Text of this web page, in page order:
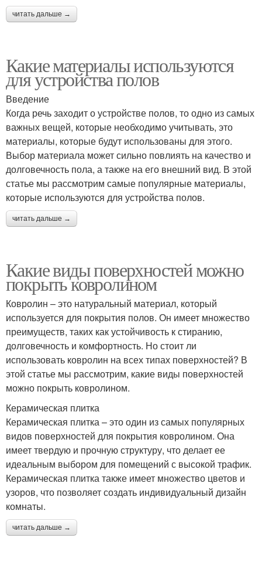
читать дальше →
Какие материалы используются
для устройства полов
Введение
Когда речь заходит о устройстве полов, то одно из самых
важных вещей, которые необходимо учитывать, это
материалы, которые будут использованы для этого.
Выбор материала может сильно повлиять на качество и
долговечность пола, а также на его внешний вид. В этой
статье мы рассмотрим самые популярные материалы,
которые используются для устройства полов.
читать дальше →
Какие виды поверхностей можно
покрыть ковролином
Ковролин – это натуральный материал, который
используется для покрытия полов. Он имеет множество
преимуществ, таких как устойчивость к стиранию,
долговечность и комфортность. Но стоит ли
использовать ковролин на всех типах поверхностей? В
этой статье мы рассмотрим, какие виды поверхностей
можно покрыть ковролином.
Керамическая плитка
Керамическая плитка – это один из самых популярных
видов поверхностей для покрытия ковролином. Она
имеет твердую и прочную структуру, что делает ее
идеальным выбором для помещений с высокой трафик.
Керамическая плитка также имеет множество цветов и
узоров, что позволяет создать индивидуальный дизайн
комнаты.
читать дальше →